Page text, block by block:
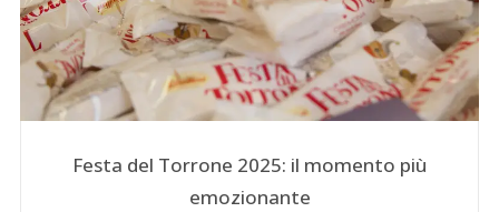
Festa del Torrone 2025: il momento più
emozionante